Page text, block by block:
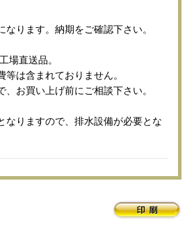
なります。納期をご確認下さい。
場直送品。
等は含まれておりません。
、お買い上げ前にご相談下さい。
なりますので、排水設備が必要とな